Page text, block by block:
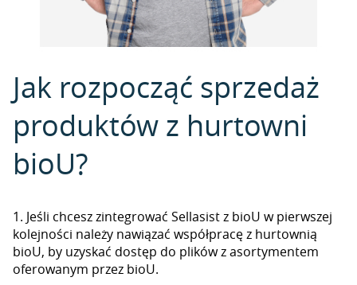
Jak rozpocząć sprzedaż
produktów z hurtowni
bioU?
1. Jeśli chcesz zintegrować Sellasist z bioU w pierwszej
kolejności należy nawiązać współpracę z hurtownią
bioU, by uzyskać dostęp do plików z asortymentem
oferowanym przez bioU.